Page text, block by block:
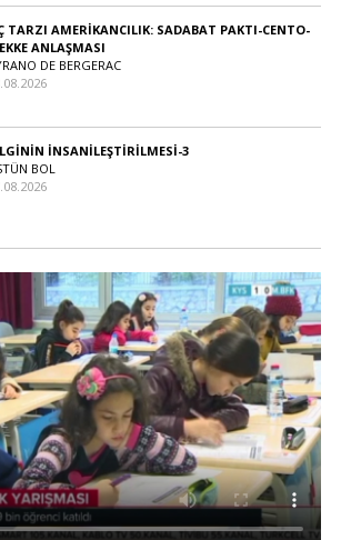
TARZI AMERİKANCILIK: SADABAT PAKTI-CENTO-
ANLAŞMASI
DE BERGERAC
İNSANİLEŞTİRİLMESİ-3
BOL